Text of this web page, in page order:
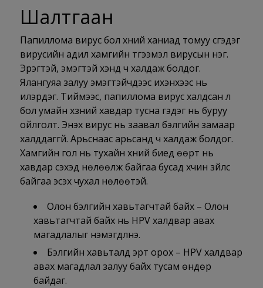
Шалтгаан
Папиллома вирус бол хүний ханиад томуу үүсгэдэг
вирусийн адил хамгийн түгээмэл вирусын нэг.
Эрэгтэй, эмэгтэй хэнд ч халдаж болдог.
Ялангуяа залуу эмэгтэйчүүдээс ихэнхээс нь
илэрдэг. Тиймээс, папиллома вирус халдсан л
бол умайн хүзүүний хавдар тусна гэдэг нь буруу
ойлголт. Энэхүү вирус нь заавал бэлгийн замаар
халддаггүй. Арьснаас арьсанд ч халдаж болдог.
Хамгийн гол нь тухайн хүний биед өөрт нь
хавдар үүсэхэд нөлөөлж байгаа бусад хүчин зүйлс
байгаа эсэх чухал нөлөөтэй.
Олон бэлгийн хавьтагчтай байх – Олон
хавьтагчтай байх нь HPV халдвар авах
магадлалыг нэмэгдүүлнэ.
Бэлгийн хавьталд эрт орох – HPV халдвар
авах магадлал залуу байх тусам өндөр
байдаг.